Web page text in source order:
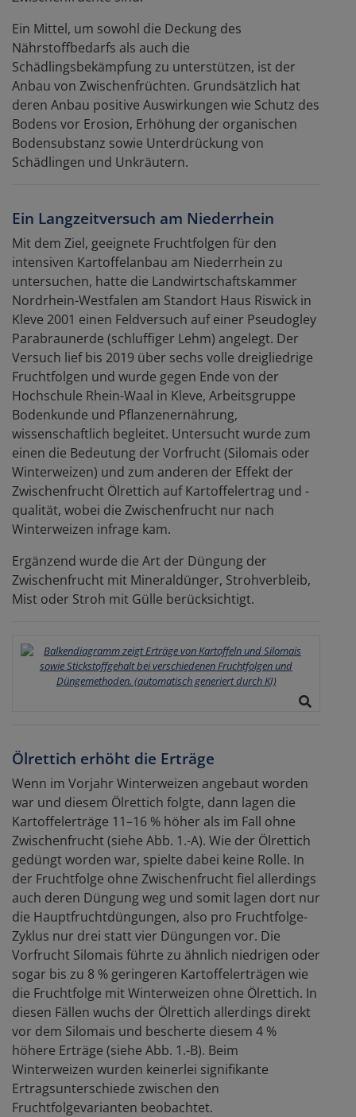
Ein Mittel, um sowohl die Deckung des
Nährstoffbedarfs als auch die
Schädlingsbekämpfung zu unterstützen, ist der
Anbau von Zwischenfrüchten. Grundsätzlich hat
deren Anbau positive Auswirkungen wie Schutz des
Bodens vor Erosion, Erhöhung der organischen
Bodensubstanz sowie Unterdrückung von
Schädlingen und Unkräutern.
Ein Langzeitversuch am Niederrhein
Mit dem Ziel, geeignete Fruchtfolgen für den
intensiven Kartoffelanbau am Niederrhein zu
untersuchen, hatte die Landwirtschaftskammer
Nordrhein-Westfalen am Standort Haus Riswick in
Kleve 2001 einen Feldversuch auf einer Pseudogley
Parabraunerde (schluffiger Lehm) angelegt. Der
Versuch lief bis 2019 über sechs volle dreigliedrige
Fruchtfolgen und wurde gegen Ende von der
Hochschule Rhein-Waal in Kleve, Arbeitsgruppe
Bodenkunde und Pflanzenernährung,
wissenschaftlich begleitet. Untersucht wurde zum
einen die Bedeutung der Vorfrucht (Silomais oder
Winterweizen) und zum anderen der Effekt der
Zwischenfrucht Ölrettich auf Kartoffelertrag und -
qualität, wobei die Zwischenfrucht nur nach
Winterweizen infrage kam.
Ergänzend wurde die Art der Düngung der
Zwischenfrucht mit Mineraldünger, Strohverbleib,
Mist oder Stroh mit Gülle berücksichtigt.
Ölrettich erhöht die Erträge
Wenn im Vorjahr Winterweizen angebaut worden
war und diesem Ölrettich folgte, dann lagen die
Kartoffelerträge 11–16 % höher als im Fall ohne
Zwischenfrucht (siehe Abb. 1.-A). Wie der Ölrettich
gedüngt worden war, spielte dabei keine Rolle. In
der Fruchtfolge ohne Zwischenfrucht fiel allerdings
auch deren Düngung weg und somit lagen dort nur
die Hauptfruchtdüngungen, also pro Fruchtfolge-
Zyklus nur drei statt vier Düngungen vor. Die
Vorfrucht Silomais führte zu ähnlich niedrigen oder
sogar bis zu 8 % geringeren Kartoffelerträgen wie
die Fruchtfolge mit Winterweizen ohne Ölrettich. In
diesen Fällen wuchs der Ölrettich allerdings direkt
vor dem Silomais und bescherte diesem 4 %
höhere Erträge (siehe Abb. 1.-B). Beim
Winterweizen wurden keinerlei signifikante
Ertragsunterschiede zwischen den
Fruchtfolgevarianten beobachtet.